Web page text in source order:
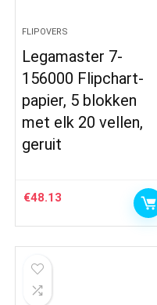
FLIPOVERS
Legamaster 7-
156000 Flipchart-
papier, 5 blokken
met elk 20 vellen,
geruit
€48.13